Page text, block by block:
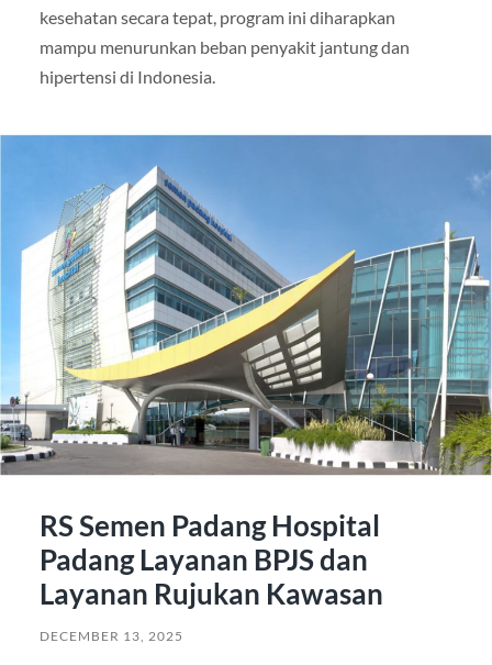
kesehatan secara tepat, program ini diharapkan
mampu menurunkan beban penyakit jantung dan
hipertensi di Indonesia.
RS Semen Padang Hospital
Padang Layanan BPJS dan
Layanan Rujukan Kawasan
DECEMBER 13, 2025